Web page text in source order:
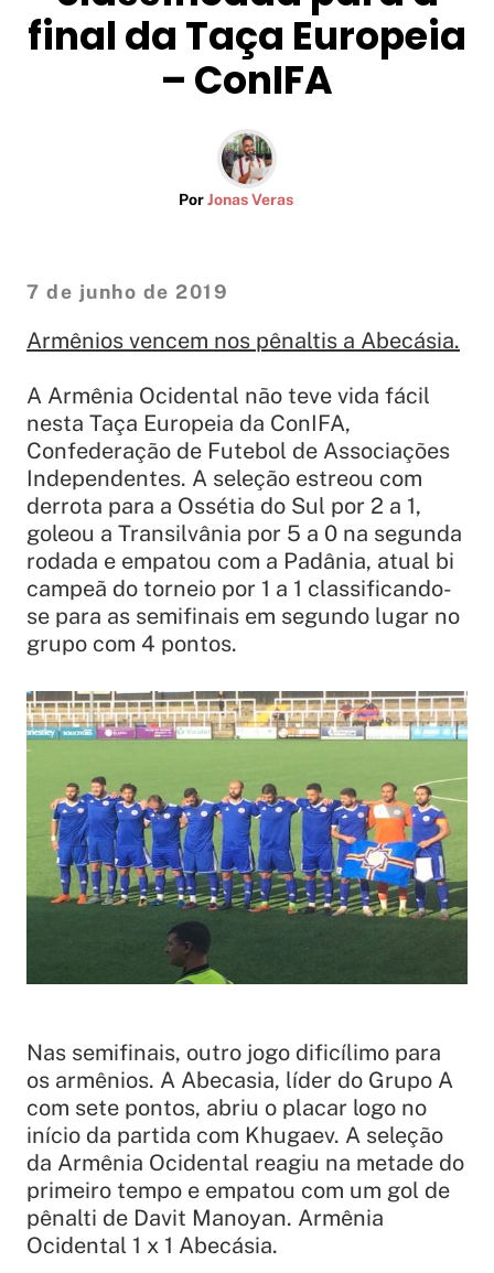
final da Taça Europeia
– ConIFA
PorJonas Veras
7 de junho de 2019
Armênios vencem nos pênaltis a Abecásia.
A Armênia Ocidental não teve vida fácil
nesta Taça Europeia da ConIFA,
Confederação de Futebol de Associações
Independentes. A seleção estreou com
derrota para a Ossétia do Sul por 2 a 1,
goleou a Transilvânia por 5 a 0 na segunda
rodada e empatou com a Padânia, atual bi
campeã do torneio por 1 a 1 classificando-
se para as semifinais em segundo lugar no
grupo com 4 pontos.
Nas semifinais, outro jogo dificílimo para
os armênios. A Abecasia, líder do Grupo A
com sete pontos, abriu o placar logo no
início da partida com Khugaev. A seleção
da Armênia Ocidental reagiu na metade do
primeiro tempo e empatou com um gol de
pênalti de Davit Manoyan. Armênia
Ocidental 1 x 1 Abecásia.